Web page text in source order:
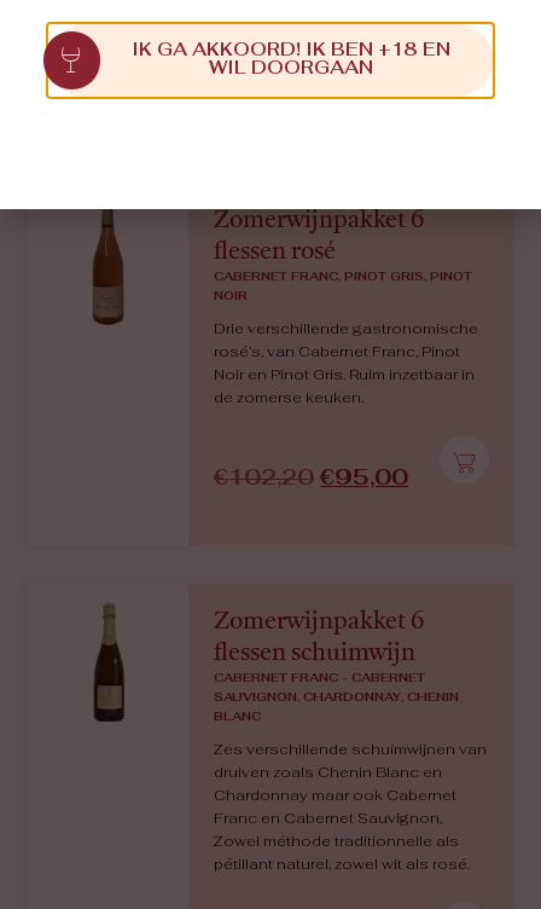
€ 98,70 €90,00
Zomerwijnpakket 6
flessen rosé
CABERNET FRANC, PINOT GRIS, PINOT
NOIR
Drie verschillende gastronomische
rosé’s, van Cabernet Franc, Pinot
Noir en Pinot Gris. Ruim inzetbaar in
de zomerse keuken.
€102,20 €95,00
Zomerwijnpakket 6
flessen schuimwijn
CABERNET FRANC - CABERNET
SAUVIGNON, CHARDONNAY, CHENIN
BLANC
Zes verschillende schuimwijnen van
druiven zoals Chenin Blanc en
Chardonnay maar ook Cabernet
Franc en Cabernet Sauvignon.
Zowel méthode traditionnelle als
pétillant naturel, zowel wit als rosé.
IK GA AKKOORD! IK BEN +18 EN
WIL DOORGAAN